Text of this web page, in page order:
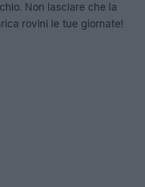
Non lasciare che la
rovini le tue giornate!